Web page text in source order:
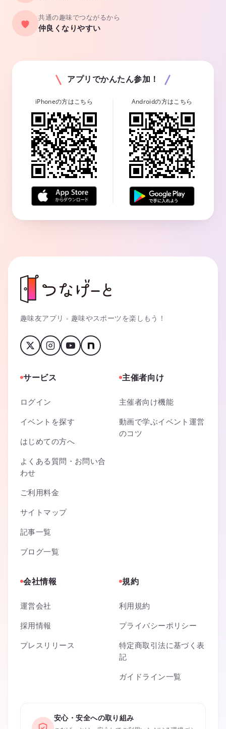
共通の趣味でつながるから
仲良くなりやすい
アプリでかんたん参加！
iPhoneの方はこちら Androidの方はこちら
趣味友アプリ - 趣味やスポーツを楽しもう！
サービス
ログイン
イベントを探す
はじめての方へ
よくある質問・お問い合
わせ
ご利用料金
サイトマップ
記事一覧
ブログ一覧
主催者向け
主催者向け機能
動画で学ぶイベント運営
のコツ
会社情報
運営会社
採用情報
プレスリリース
規約
利用規約
プライバシーポリシー
特定商取引法に基づく表
記
ガイドライン一覧
安心・安全への取り組み